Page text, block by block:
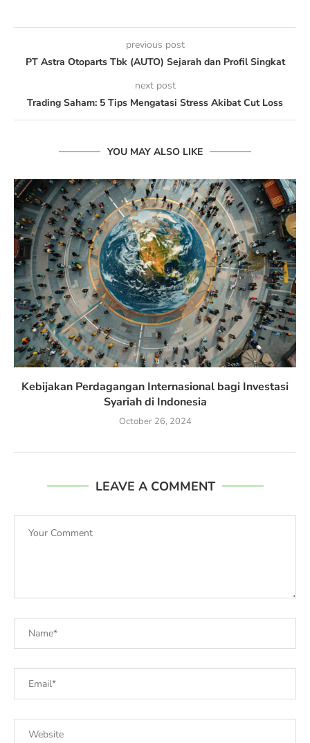
previous post
PT Astra Otoparts Tbk (AUTO) Sejarah dan Profil Singkat
next post
Trading Saham: 5 Tips Mengatasi Stress Akibat Cut Loss
YOU MAY ALSO LIKE
Kebijakan Perdagangan Internasional bagi Investasi
Syariah di Indonesia
October 26, 2024
LEAVE A COMMENT